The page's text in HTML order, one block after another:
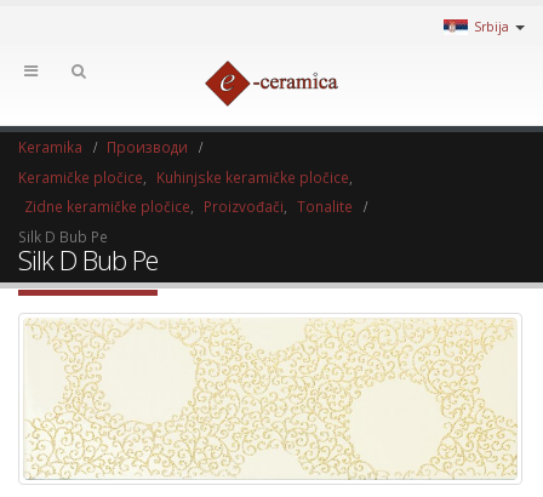
Srbija
Keramika
Производи
Keramičke pločice
Kuhinjske keramičke pločice
Zidne keramičke pločice
Proizvođači
Tonalite
Silk D Bub Pe
Silk D Bub Pe